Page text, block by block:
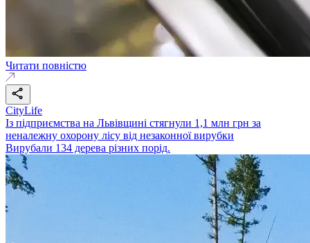
Читати повністю
CityLife
Із підприємства на Львівщині стягнули 1,1 млн грн за
неналежну охорону лісу від незаконної вирубки
Вирубали 134 дерева різних порід.